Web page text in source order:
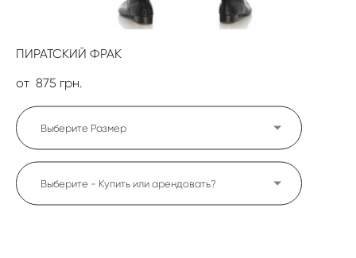
ПИРАТСКИЙ ФРАК
от 875 грн.
Выберите Размер
Выберите - Купить или арендовать?